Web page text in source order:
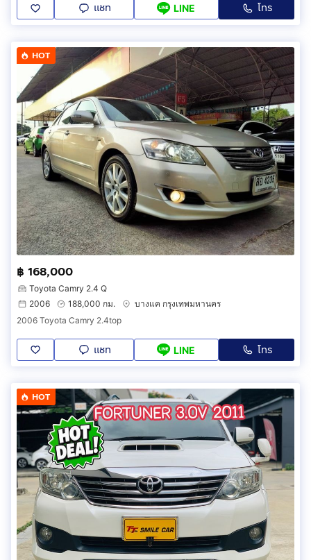
แชท LINE โทร
HOT
฿ 168,000
Toyota Camry 2.4 Q
2006
188,000 กม.
บางแค กรุงเทพมหานคร
2006 Toyota Camry 2.4top
แชท LINE โทร
HOT